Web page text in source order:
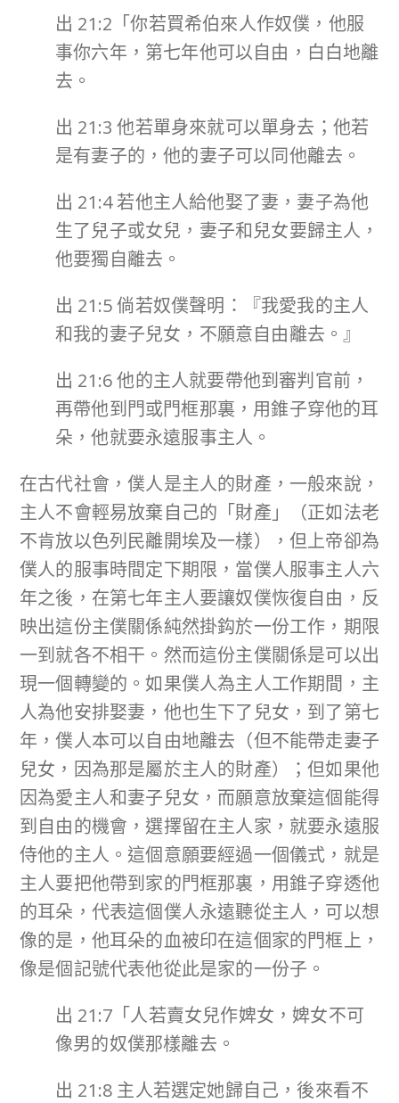
出 21:2「你若買希伯來人作奴僕，他服
事你六年，第七年他可以自由，白白地離
去。
出 21:3 他若單身來就可以單身去；他若
是有妻子的，他的妻子可以同他離去。
出 21:4 若他主人給他娶了妻，妻子為他
生了兒子或女兒，妻子和兒女要歸主人，
他要獨自離去。
出 21:5 倘若奴僕聲明：『我愛我的主人
和我的妻子兒女，不願意自由離去。』
出 21:6 他的主人就要帶他到審判官前，
再帶他到門或門框那裏，用錐子穿他的耳
朵，他就要永遠服事主人。
在古代社會，僕人是主人的財產，一般來說，
主人不會輕易放棄自己的「財產」（正如法老
不肯放以色列民離開埃及一樣），但上帝卻為
僕人的服事時間定下期限，當僕人服事主人六
年之後，在第七年主人要讓奴僕恢復自由，反
映出這份主僕關係純然掛鈎於一份工作，期限
一到就各不相干。然而這份主僕關係是可以出
現一個轉變的。如果僕人為主人工作期間，主
人為他安排娶妻，他也生下了兒女，到了第七
年，僕人本可以自由地離去（但不能帶走妻子
兒女，因為那是屬於主人的財產）；但如果他
因為愛主人和妻子兒女，而願意放棄這個能得
到自由的機會，選擇留在主人家，就要永遠服
侍他的主人。這個意願要經過一個儀式，就是
主人要把他帶到家的門框那裏，用錐子穿透他
的耳朵，代表這個僕人永遠聽從主人，可以想
像的是，他耳朵的血被印在這個家的門框上，
像是個記號代表他從此是家的一份子。
出 21:7「人若賣女兒作婢女，婢女不可
像男的奴僕那樣離去。
出 21:8 主人若選定她歸自己，後來看不